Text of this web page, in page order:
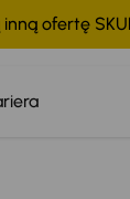
ofertę